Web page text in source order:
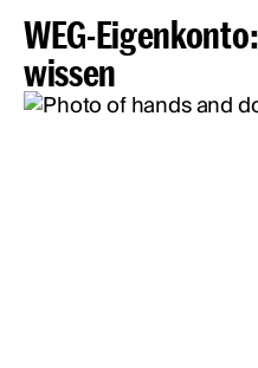
WEG-
wissen